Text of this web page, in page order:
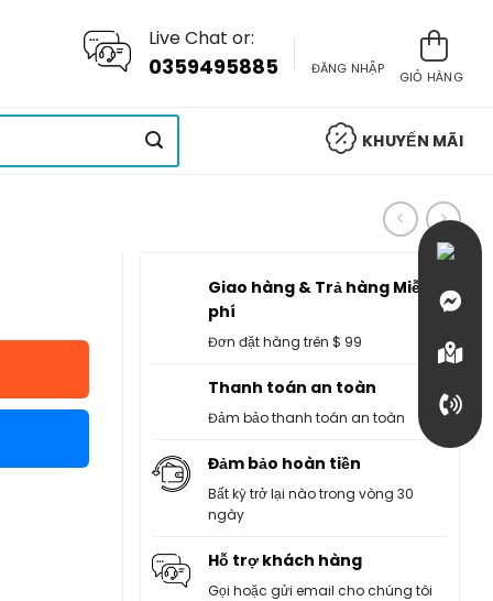
Live Chat or:
0359495885 ĐĂNG NHẬP
GIỎ HÀNG
KHUYẾN MÃI
Giao hàng & Trả hàng Miễn
phí
Đơn đặt hàng trên $ 99
Thanh toán an toàn
Đảm bảo thanh toán an toàn
Đảm bảo hoàn tiền
Bất kỳ trở lại nào trong vòng 30
ngày
Hỗ trợ khách hàng
Gọi hoặc gửi email cho chúng tôi